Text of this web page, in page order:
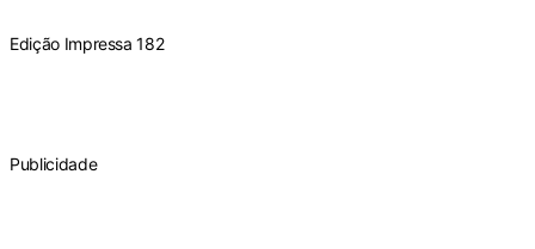
Edição Impressa 182
Publicidade